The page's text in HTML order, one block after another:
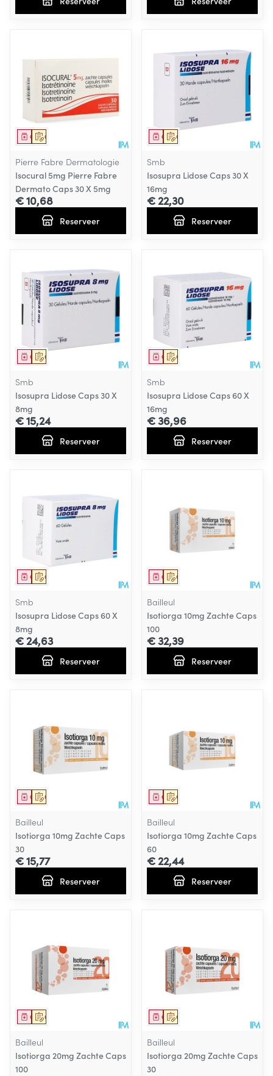
Op voorschrift
Geneesmiddel
Pierre Fabre Dermatologie
Isocural 5mg Pierre Fabre
Dermato Caps 30 X 5mg
€ 10,68
Reserveer
Op voorschrift
Geneesmiddel
Smb
Isosupra Lidose Caps 30 X
16mg
€ 22,30
Reserveer
Op voorschrift
Geneesmiddel
Smb
Isosupra Lidose Caps 30 X
8mg
€ 15,24
Reserveer
Op voorschrift
Geneesmiddel
Smb
Isosupra Lidose Caps 60 X
16mg
€ 36,96
Reserveer
Op voorschrift
Geneesmiddel
Smb
Isosupra Lidose Caps 60 X
8mg
€ 24,63
Reserveer
Op voorschrift
Geneesmiddel
Bailleul
Isotiorga 10mg Zachte Caps
100
€ 32,39
Reserveer
Op voorschrift
Geneesmiddel
Bailleul
Isotiorga 10mg Zachte Caps
30
€ 15,77
Reserveer
Op voorschrift
Geneesmiddel
Bailleul
Isotiorga 10mg Zachte Caps
60
€ 22,44
Reserveer
Op voorschrift
Geneesmiddel
Bailleul
Isotiorga 20mg Zachte Caps
100
Op voorschrift
Geneesmiddel
Bailleul
Isotiorga 20mg Zachte Caps
30